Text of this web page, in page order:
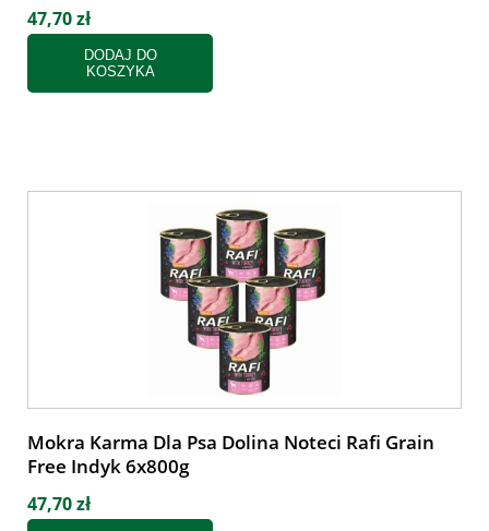
47,70 zł
DODAJ DO
KOSZYKA
Mokra Karma Dla Psa Dolina Noteci Rafi Grain
Free Indyk 6x800g
47,70 zł